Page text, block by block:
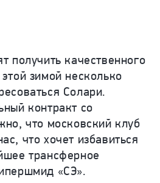
получить качественного
зимой несколько
Солари.
контракт со
что московский клуб
что хочет избавиться
трансферное
«СЭ».